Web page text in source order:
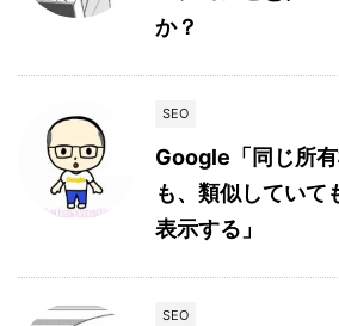
か？
SEO
Google「同じ所
も、類似していて
表示する」
SEO